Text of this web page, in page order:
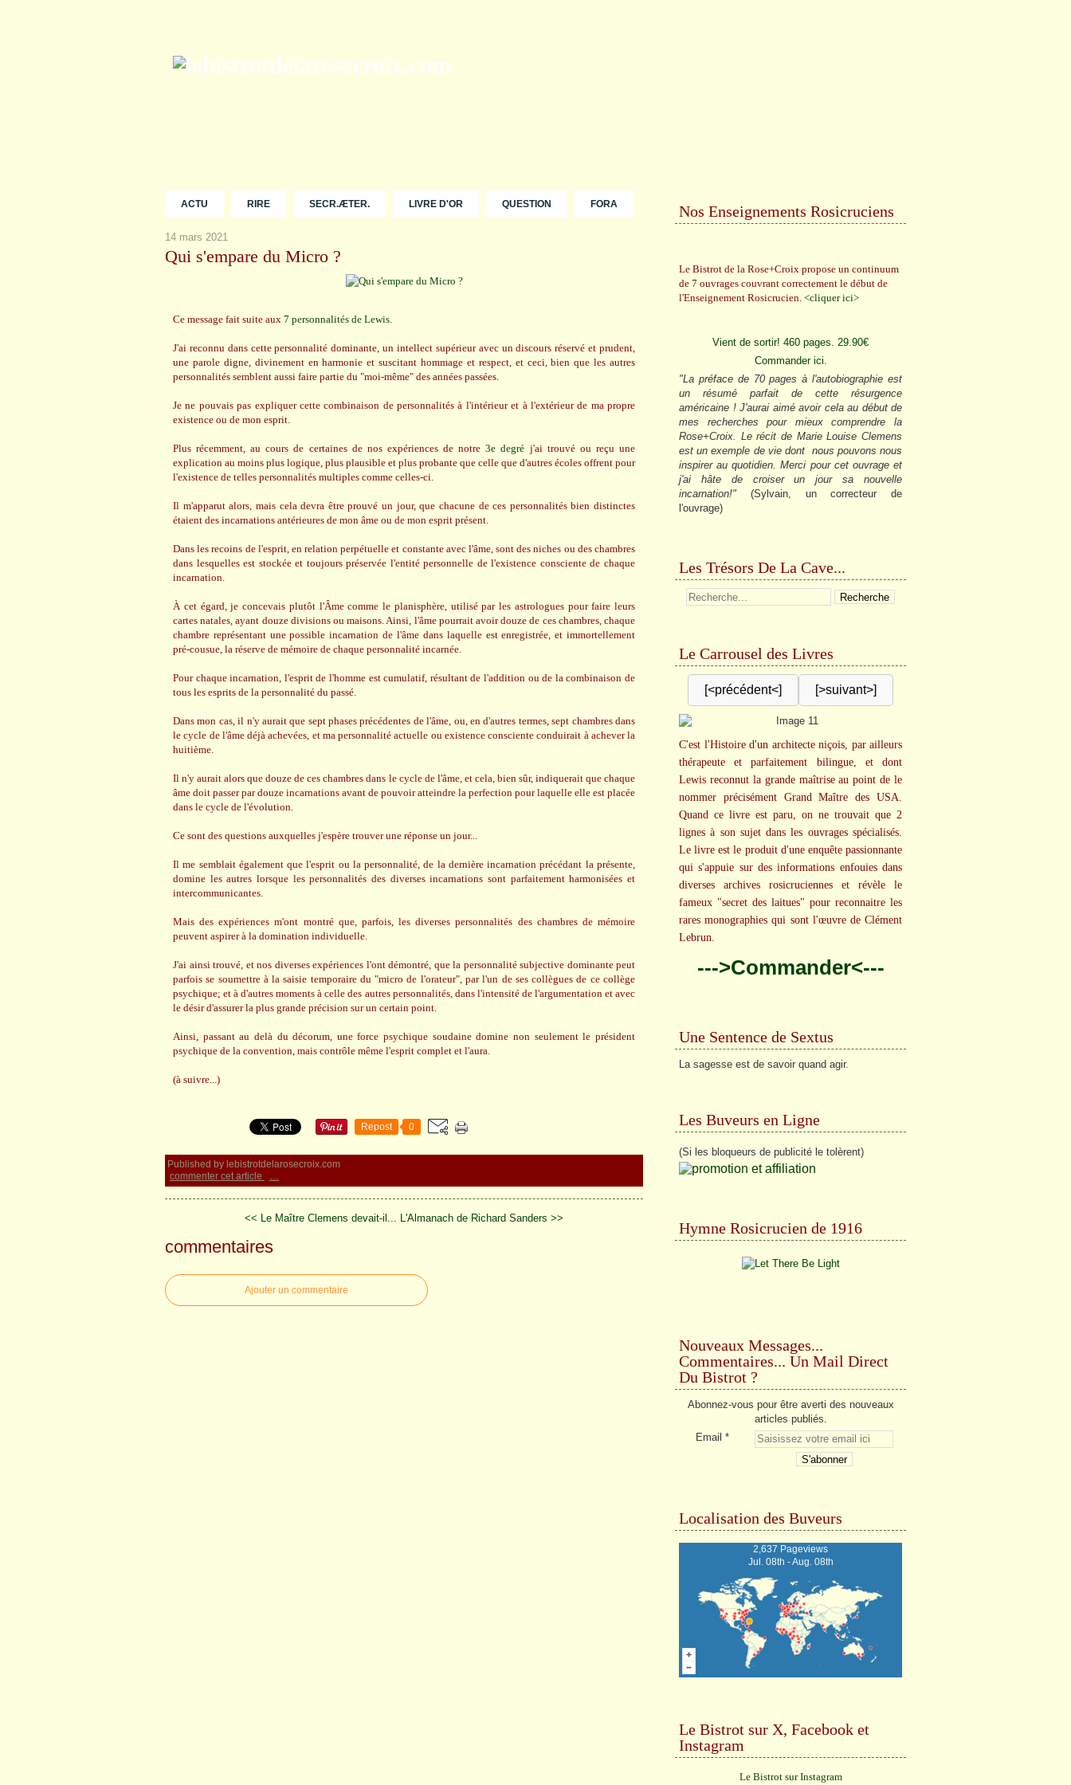
ACTU RIRE SECR.ÆTER. LIVRE D'OR QUESTION FORA
14 mars 2021
Qui s'empare du Micro ?
Ce message fait suite aux 7 personnalités de Lewis.
J'ai reconnu dans cette personnalité dominante, un intellect supérieur avec un discours réservé et prudent,
une parole digne, divinement en harmonie et suscitant hommage et respect, et ceci, bien que les autres
personnalités semblent aussi faire partie du "moi-même" des années passées.
Je ne pouvais pas expliquer cette combinaison de personnalités à l'intérieur et à l'extérieur de ma propre
existence ou de mon esprit.
Plus récemment, au cours de certaines de nos expériences de notre3e degré j'ai trouvé ou reçu une
explication au moins plus logique, plus plausible et plus probante que celle que d'autres écoles offrent pour
l'existence de telles personnalités multiples comme celles-ci.
Il m'apparut alors, mais cela devra être prouvé un jour, que chacune de ces personnalités bien distinctes
étaient des incarnations antérieures de mon âme ou de mon esprit présent.
Dans les recoins de l'esprit, en relation perpétuelle et constante avec l'âme, sont des niches ou des chambres
dans lesquelles est stockée et toujours préservée l'entité personnelle de l'existence consciente de chaque
incarnation.
À cet égard, je concevais plutôt l'Âme comme le planisphère, utilisé par les astrologues pour faire leurs
cartes natales, ayant douze divisions ou maisons. Ainsi, l'âme pourrait avoir douze de ces chambres, chaque
chambre représentant une possible incarnation de l'âme dans laquelle est enregistrée, et immortellement
pré-cousue, la réserve de mémoire de chaque personnalité incarnée.
Pour chaque incarnation, l'esprit de l'homme est cumulatif, résultant de l'addition ou de la combinaison de
tous les esprits de la personnalité du passé.
Dans mon cas, il n'y aurait que sept phases précédentes de l'âme, ou, en d'autres termes, sept chambres dans
le cycle de l'âme déjà achevées, et ma personnalité actuelle ou existence consciente conduirait à achever la
huitième.
Il n'y aurait alors que douze de ces chambres dans le cycle de l'âme, et cela, bien sûr, indiquerait que chaque
âme doit passer par douze incarnations avant de pouvoir atteindre la perfection pour laquelle elle est placée
dans le cycle de l'évolution.
Ce sont des questions auxquelles j'espère trouver une réponse un jour...
Il me semblait également que l'esprit ou la personnalité, de la dernière incarnation précédant la présente,
domine les autres lorsque les personnalités des diverses incarnations sont parfaitement harmonisées et
intercommunicantes.
Mais des expériences m'ont montré que, parfois, les diverses personnalités des chambres de mémoire
peuvent aspirer à la domination individuelle.
J'ai ainsi trouvé, et nos diverses expériences l'ont démontré, que la personnalité subjective dominante peut
parfois se soumettre à la saisie temporaire du "micro de l'orateur", par l'un de ses collègues de ce collège
psychique; et à d'autres moments à celle des autres personnalités, dans l'intensité de l'argumentation et avec
le désir d'assurer la plus grande précision sur un certain point.
Ainsi, passant au delà du décorum, une force psychique soudaine domine non seulement le président
psychique de la convention, mais contrôle même l'esprit complet et l'aura.
(à suivre...)
Repost 0
Published by lebistrotdelarosecroix.com
commenter cet article
…
<< Le Maître Clemens devait-il... L'Almanach de Richard Sanders >>
commentaires
Ajouter un commentaire
Nos Enseignements Rosicruciens
Le Bistrot de la Rose+Croix propose un continuum
de 7 ouvrages couvrant correctement le début de
l'Enseignement Rosicrucien. <cliquer ici>
Vient de sortir! 460 pages. 29.90€
Commander ici.
"La préface de 70 pages à l'autobiographie est
un résumé parfait de cette résurgence
américaine ! J'aurai aimé avoir cela au début de
mes recherches pour mieux comprendre la
Rose+Croix. Le récit de Marie Louise Clemens
est un exemple de vie dont nous pouvons nous
inspirer au quotidien. Merci pour cet ouvrage et
j'ai hâte de croiser un jour sa nouvelle
incarnation!" (Sylvain, un correcteur de
l'ouvrage)
Les Trésors De La Cave...
Le Carrousel des Livres
[<précédent<] [>suivant>]
C'est l'Histoire d'un architecte niçois, par ailleurs
thérapeute et parfaitement bilingue, et dont
Lewis reconnut la grande maîtrise au point de le
nommer précisément Grand Maître des USA.
Quand ce livre est paru, on ne trouvait que 2
lignes à son sujet dans les ouvrages spécialisés.
Le livre est le produit d'une enquête passionnante
qui s'appuie sur des informations enfouies dans
diverses archives rosicruciennes et révèle le
fameux "secret des laitues" pour reconnaitre les
rares monographies qui sont l'œuvre de Clément
Lebrun.
--->Commander<---
Une Sentence de Sextus
La sagesse est de savoir quand agir.
Les Buveurs en Ligne
(Si les bloqueurs de publicité le tolèrent)
Hymne Rosicrucien de 1916
Nouveaux Messages...
Commentaires... Un Mail Direct
Du Bistrot ?
Abonnez-vous pour être averti des nouveaux
articles publiés.
Email
Localisation des Buveurs
2,637 Pageviews
Jul. 08th - Aug. 08th
Le Bistrot sur X, Facebook et
Instagram
Le Bistrot sur Instagram